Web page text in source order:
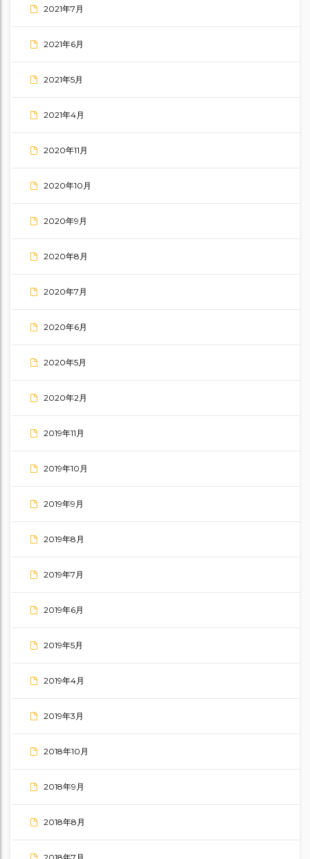
2021年7月
2021年6月
2021年5月
2021年4月
2020年11月
2020年10月
2020年9月
2020年8月
2020年7月
2020年6月
2020年5月
2020年2月
2019年11月
2019年10月
2019年9月
2019年8月
2019年7月
2019年6月
2019年5月
2019年4月
2019年3月
2018年10月
2018年9月
2018年8月